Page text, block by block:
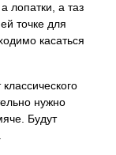
лопатки, а таз
точке для
касаться
нужно
Будут